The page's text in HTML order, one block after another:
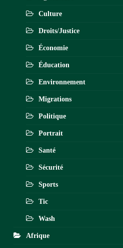
Culture
Droits/Justice
Économie
Éducation
Environnement
Migrations
Politique
Portrait
Santé
Sécurité
Sports
Tic
Wash
Afrique